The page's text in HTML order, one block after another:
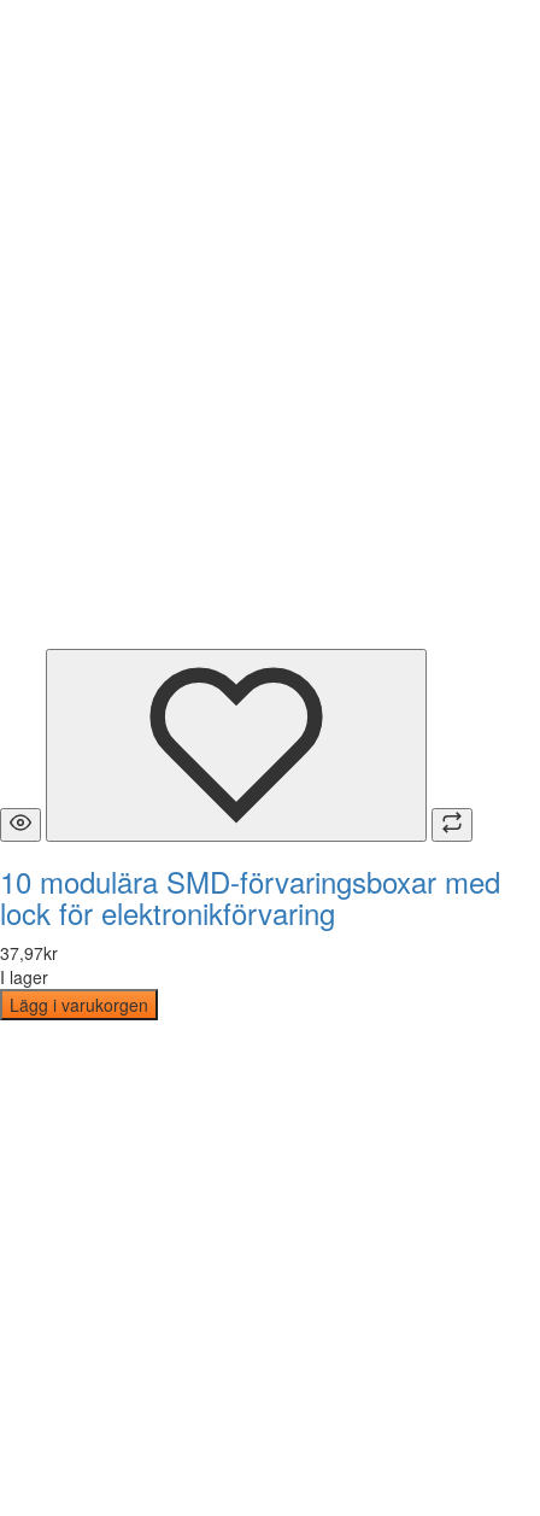
10 modulära SMD-förvaringsboxar med
lock för elektronikförvaring
37,97kr
I lager
Lägg i varukorgen